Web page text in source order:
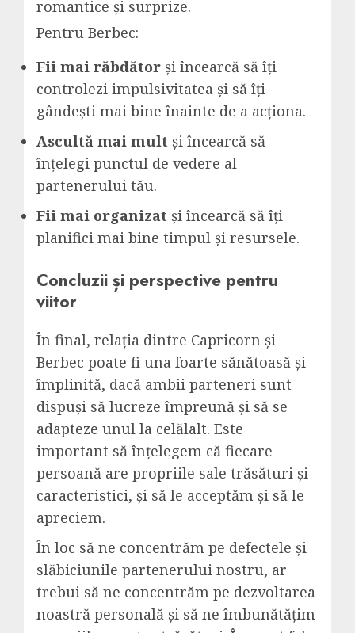
romantice și surprize.
Pentru Berbec:
Fii mai răbdător și încearcă să îți
controlezi impulsivitatea și să îți
gândești mai bine înainte de a acționa.
Ascultă mai mult și încearcă să
înțelegi punctul de vedere al
partenerului tău.
Fii mai organizat și încearcă să îți
planifici mai bine timpul și resursele.
Concluzii și perspective pentru
viitor
În final, relația dintre Capricorn și
Berbec poate fi una foarte sănătoasă și
împlinită, dacă ambii parteneri sunt
dispuși să lucreze împreună și să se
adapteze unul la celălalt. Este
important să înțelegem că fiecare
persoană are propriile sale trăsături și
caracteristici, și să le acceptăm și să le
apreciem.
În loc să ne concentrăm pe defectele și
slăbiciunile partenerului nostru, ar
trebui să ne concentrăm pe dezvoltarea
noastră personală și să ne îmbunătățim